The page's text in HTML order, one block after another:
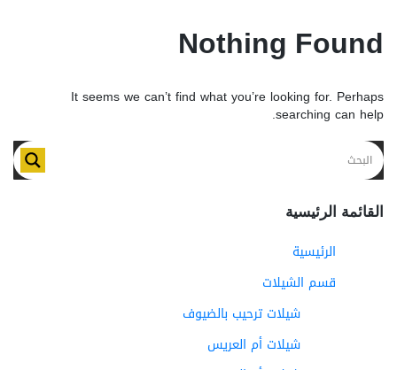
Nothing Found
It seems we can’t find what you’re looking for. Perhaps
searching can help.
القائمة الرئيسية
الرئيسية
قسم الشيلات
شيلات ترحيب بالضيوف
شيلات أم العريس